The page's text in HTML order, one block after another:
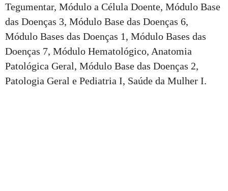
Tegumentar, Módulo a Célula Doente, Módulo Base
das Doenças 3, Módulo Base das Doenças 6,
Módulo Bases das Doenças 1, Módulo Bases das
Doenças 7, Módulo Hematológico, Anatomia
Patológica Geral, Módulo Base das Doenças 2,
Patologia Geral e Pediatria I, Saúde da Mulher I.